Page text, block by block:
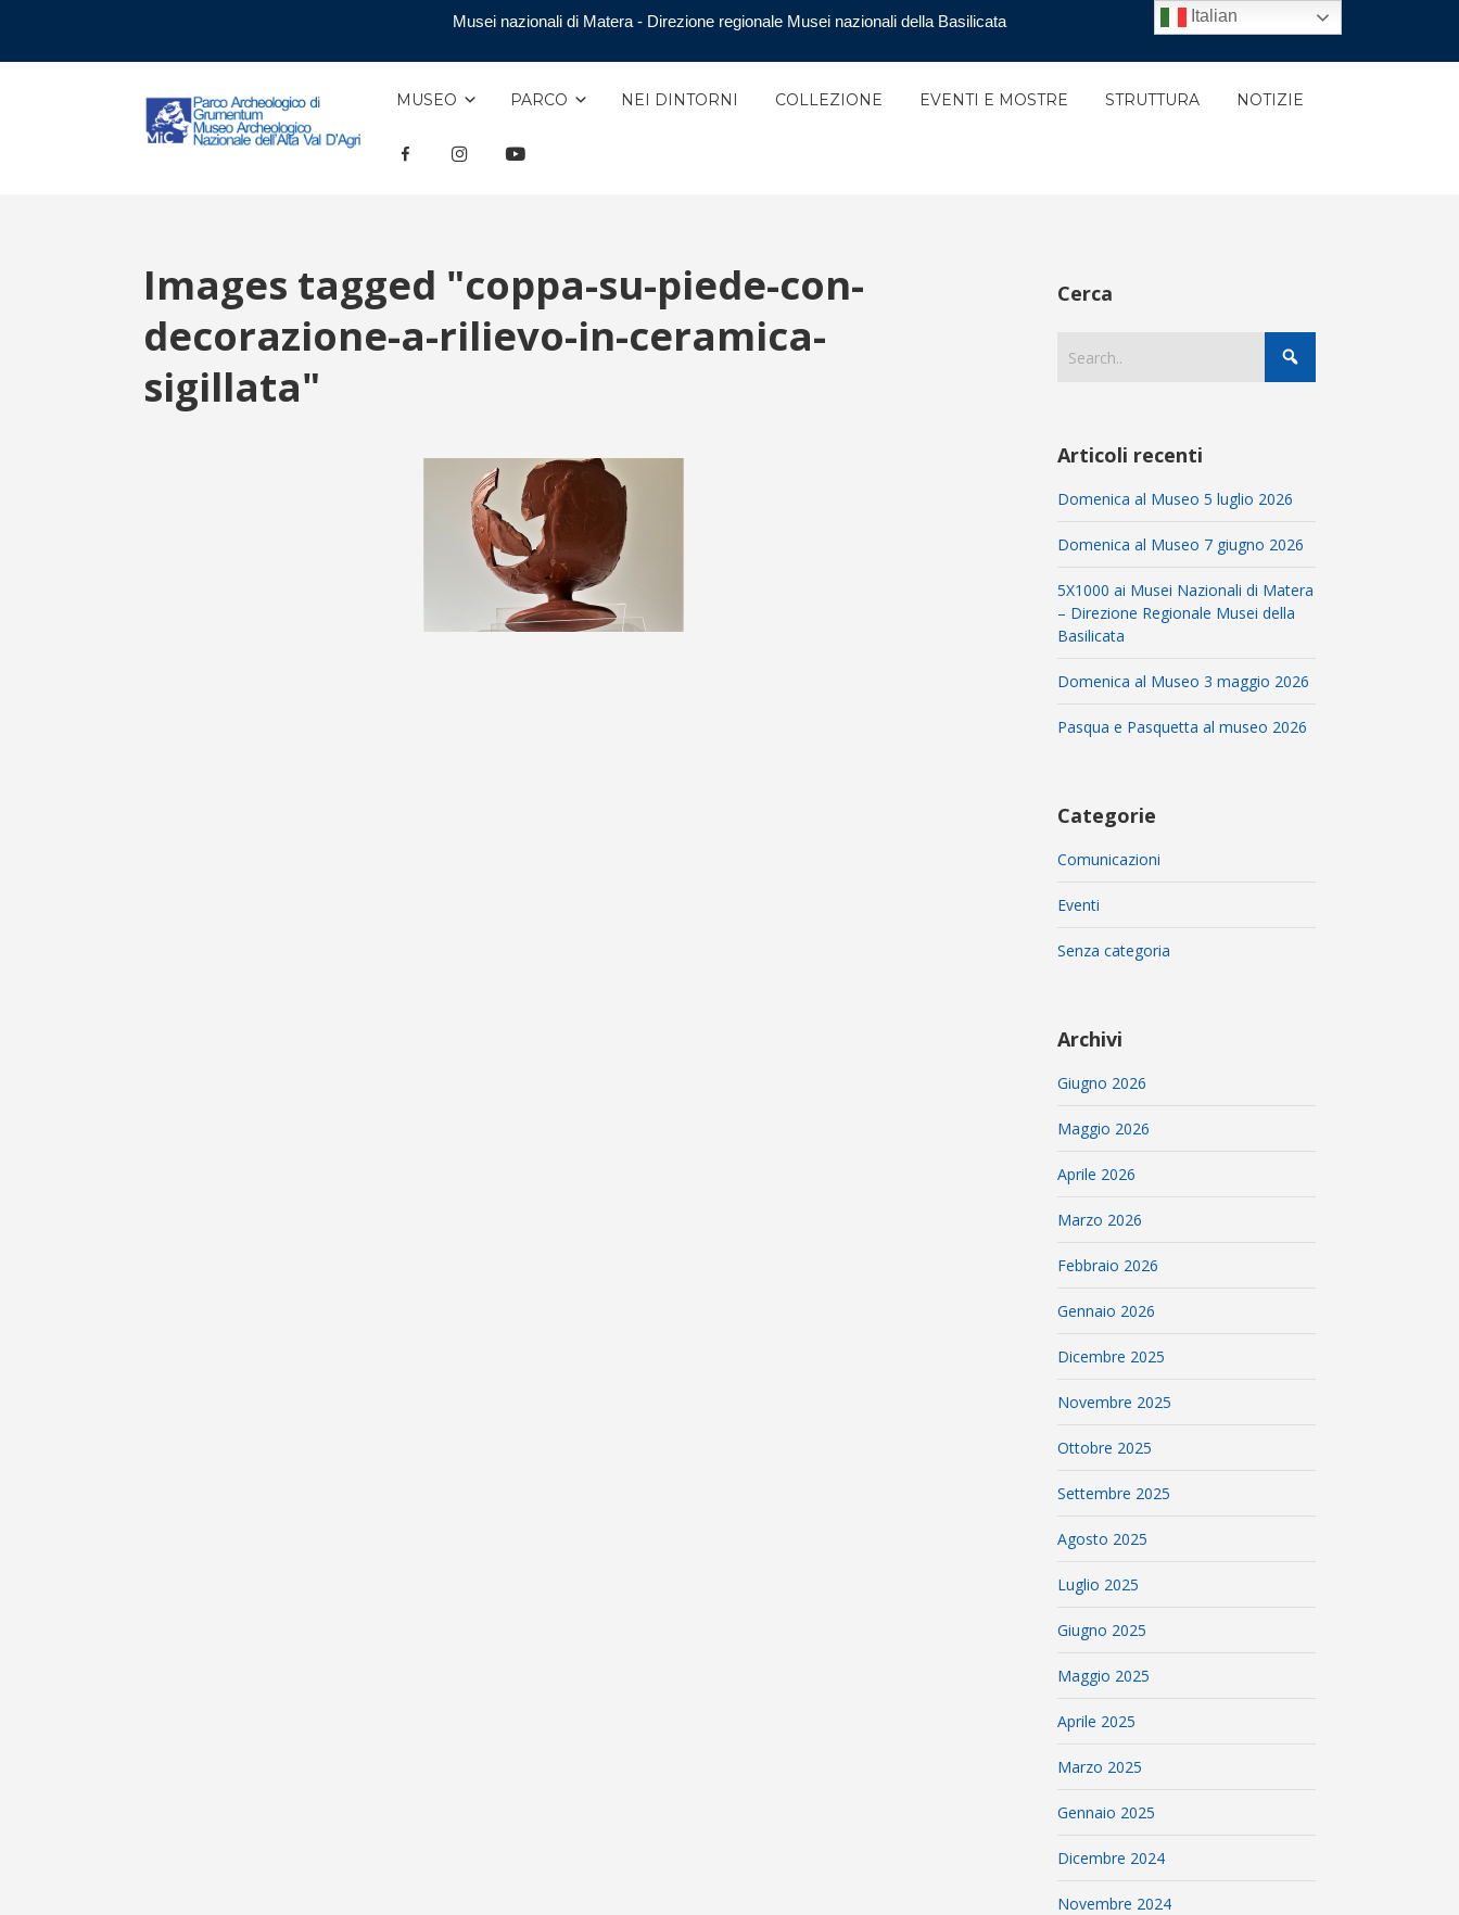
Musei nazionali di Matera - Direzione regionale Musei nazionali della Basilicata
MUSEO PARCO NEI DINTORNI COLLEZIONE EVENTI E MOSTRE STRUTTURA NOTIZIE
F INSTAGRAMYOUTUBE
Images tagged "coppa-su-piede-con-
decorazione-a-rilievo-in-ceramica-
sigillata"
Cerca
Articoli recenti
Domenica al Museo 5 luglio 2026
Domenica al Museo 7 giugno 2026
5X1000 ai Musei Nazionali di Matera
– Direzione Regionale Musei della
Basilicata
Domenica al Museo 3 maggio 2026
Pasqua e Pasquetta al museo 2026
Categorie
Comunicazioni
Eventi
Senza categoria
Archivi
Giugno 2026
Maggio 2026
Aprile 2026
Marzo 2026
Febbraio 2026
Gennaio 2026
Dicembre 2025
Novembre 2025
Ottobre 2025
Settembre 2025
Agosto 2025
Luglio 2025
Giugno 2025
Maggio 2025
Aprile 2025
Marzo 2025
Gennaio 2025
Dicembre 2024
Novembre 2024
Italian